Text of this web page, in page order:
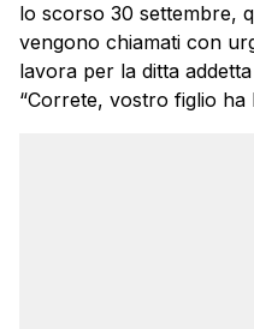
lo scorso 30 settembre,
vengono chiamati con
lavora per la ditta
“Correte, vostro figlio ha